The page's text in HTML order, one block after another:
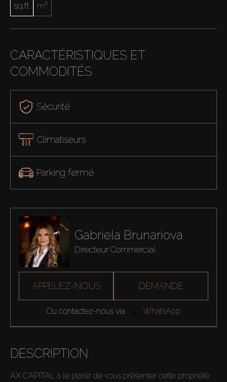
sq.ft
m²
CARACTÉRISTIQUES ET
COMMODITÉS
Sécurité
Climatiseurs
Parking fermé
Gabriela Brunariova
Directeur Commercial
APPELEZ-NOUS DEMANDE
Ou contactez-nous via WhatsApp
DESCRIPTION
AX CAPITAL a le plaisir de vous présenter cette propriété